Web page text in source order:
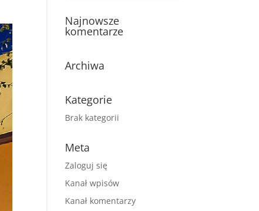
Najnowsze
komentarze
Archiwa
Kategorie
Brak kategorii
Meta
Zaloguj się
Kanał wpisów
Kanał komentarzy